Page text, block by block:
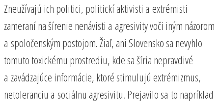
Zneužívajú ich politici, politickí aktivisti a extrémisti
zameraní na šírenie nenávisti a agresivity voči iným názorom
a spoločenským postojom. Žiaľ, ani Slovensko sa nevyhlo
tomuto toxickému prostrediu, kde sa šíria nepravdivé
a zavádzajúce informácie, ktoré stimulujú extrémizmus,
netoleranciu a sociálnu agresivitu. Prejavilo sa to napríklad